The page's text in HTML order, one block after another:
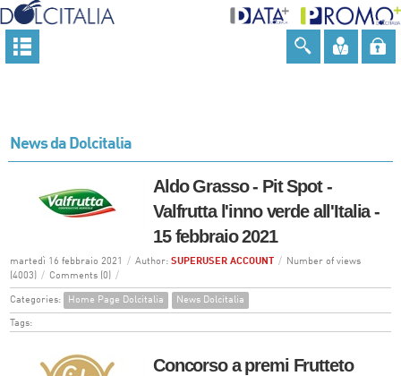
News da Dolcitalia
Aldo Grasso - Pit Spot -
Valfrutta l'inno verde all'Italia -
15 febbraio 2021
martedì 16 febbraio 2021 / Author: SUPERUSER ACCOUNT /
Number of views
(4003)
/ Comments (0) /
Categories: Home Page Dolcitalia News Dolcitalia
Tags:
Concorso a premi Frutteto